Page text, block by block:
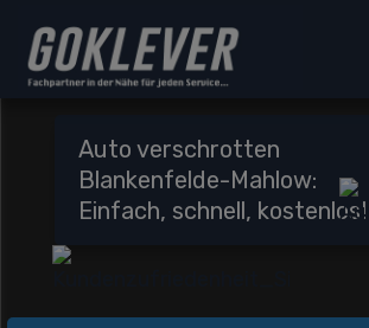
Auto verschrotten
Blankenfelde-Mahlow:
Einfach, schnell, kostenlos!